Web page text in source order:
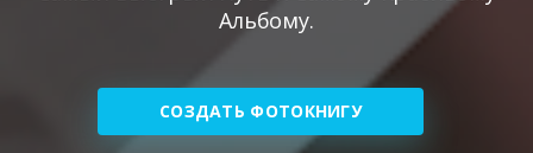
Альбому.
СОЗДАТЬ ФОТОКНИГУ